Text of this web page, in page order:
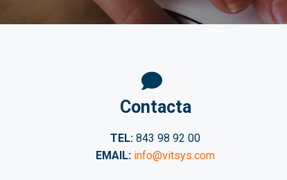
Contacta
TEL: 843 98 92 00
EMAIL: info@vitsys.com